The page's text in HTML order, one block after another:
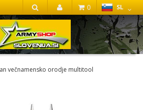
IŠČI
SL
0
večnamensko orodje multitool